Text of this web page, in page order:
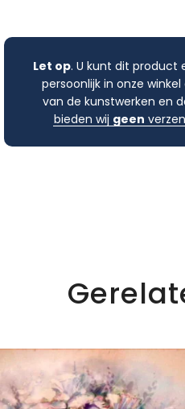
Let op. U kunt dit product
persoonlijk in onze
van de kunstwerken en
bieden wij geen